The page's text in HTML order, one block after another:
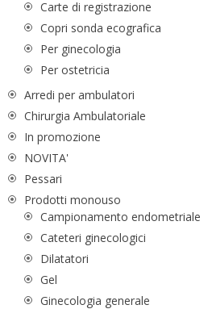
Carte di registrazione
Copri sonda ecografica
Per ginecologia
Per ostetricia
Arredi per ambulatori
Chirurgia Ambulatoriale
In promozione
NOVITA'
Pessari
Prodotti monouso
Campionamento endometriale
Cateteri ginecologici
Dilatatori
Gel
Ginecologia generale